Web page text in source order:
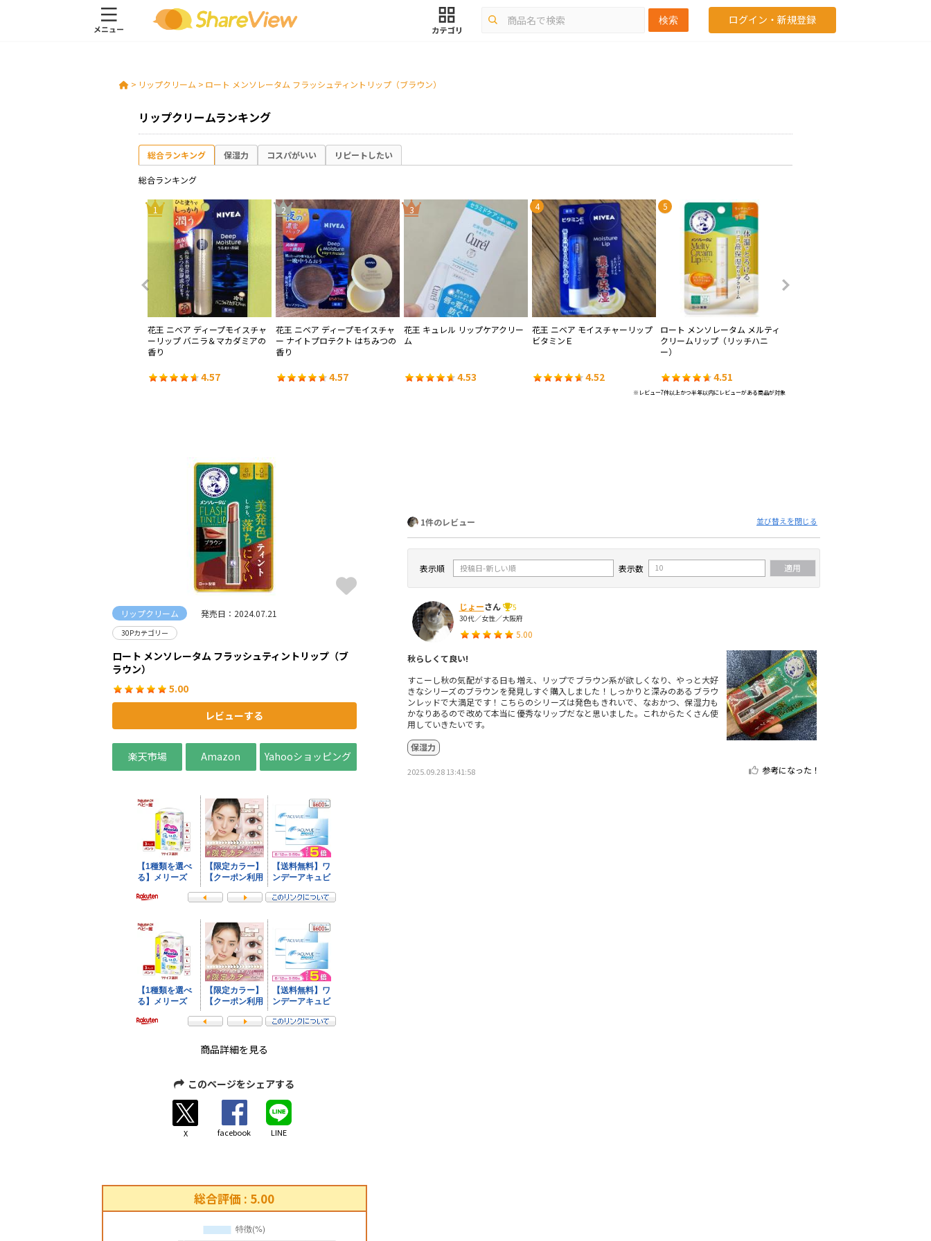
検索 ログイン・新規登録
> リップクリーム > ロート メンソレータム フラッシュティントリップ（ブラウン）
リップクリームランキング
総合ランキング 保湿力 コスパがいい リピートしたい
総合ランキング
1
花王 ニベア ディープモイスチャ
ーリップ バニラ＆マカダミアの
香り
4.57
2
花王 ニベア ディープモイスチャ
ー ナイトプロテクト はちみつの
香り
4.57
3
花王 キュレル リップケアクリー
ム
4.53
4
花王 ニベア モイスチャーリップ
ビタミンＥ
4.52
5
ロート メンソレータム メルティ
クリームリップ（リッチハニ
ー）
4.51
※レビュー7件以上かつ半年以内にレビューがある商品が対象
リップクリーム 発売日：2024.07.21
30Pカテゴリー
ロート メンソレータム フラッシュティントリップ（ブ
ラウン）
5.00
レビューする
楽天市場 Amazon Yahooショッピング
商品詳細を見る
1件のレビュー 並び替えを閉じる
表示順 表示数
じょーさん
5
30代／女性／大阪府
5.00
秋らしくて良い!
すこーし秋の気配がする日も増え、リップでブラウン系が欲しくなり、やっと大好
きなシリーズのブラウンを発見しすぐ購入しました！しっかりと深みのあるブラウ
ンレッドで大満足です！こちらのシリーズは発色もきれいで、なおかつ、保湿力も
かなりあるので改めて本当に優秀なリップだなと思いました。これからたくさん使
用していきたいです。
保湿力
2025.09.28 13:41:58 参考になった！
このページをシェアする
X facebook LINE
総合評価 : 5.00